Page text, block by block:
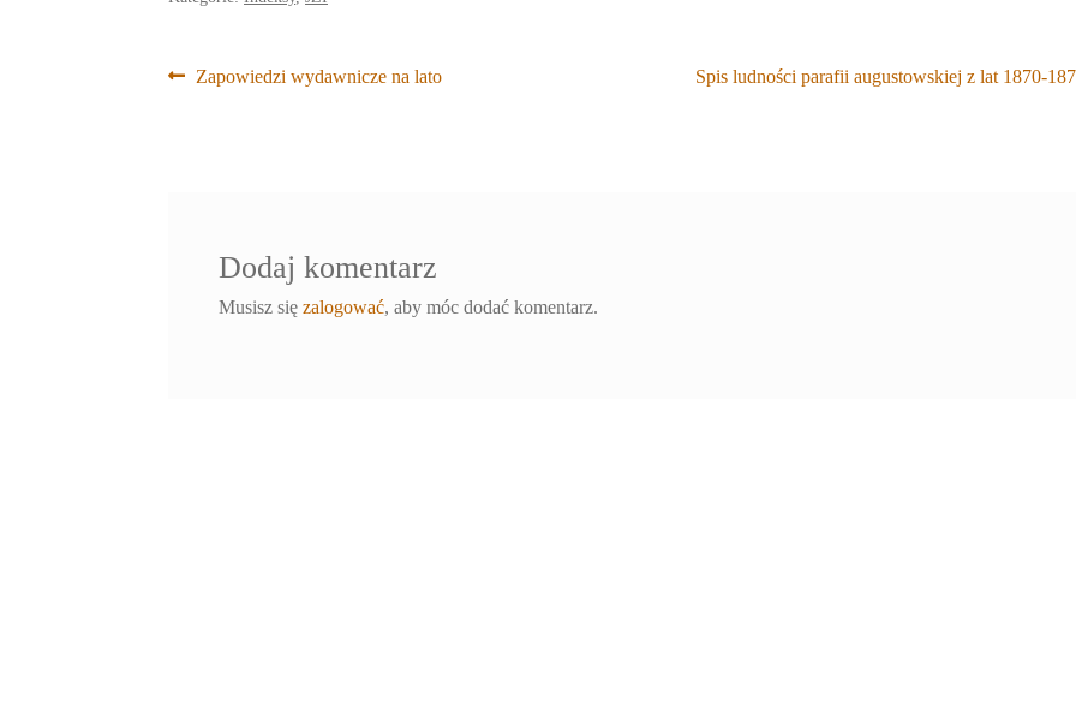
Nawigacja
Poprzedni
Zapowiedzi wydawnicze na lato
Następny
Spis ludności parafii augustowskiej z lat 1870-
Dodaj komentarz
Musisz się zalogować, aby móc dodać komentarz.